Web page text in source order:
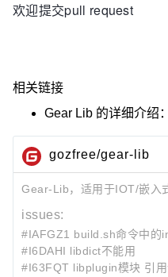
欢迎提交pull request
相关链接
Gear Lib 的详细介绍：
gozfree/gear-lib
Gear-Lib，适用于IOT/嵌入
issues:
#IAFGZ1 build.sh命令中的
#I6DAHI libdict不能用
#I63FQT libplugin模块 引用